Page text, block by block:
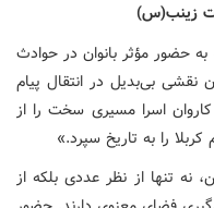
زینب(س)
حضور مؤثر بانوان در حوادث
نقشی بی‌بدیل در انتقال پیام
اسرا مسیری سخت را از
را به تاریخ سپرد.»
نه تنها از نظر عددی بلکه از